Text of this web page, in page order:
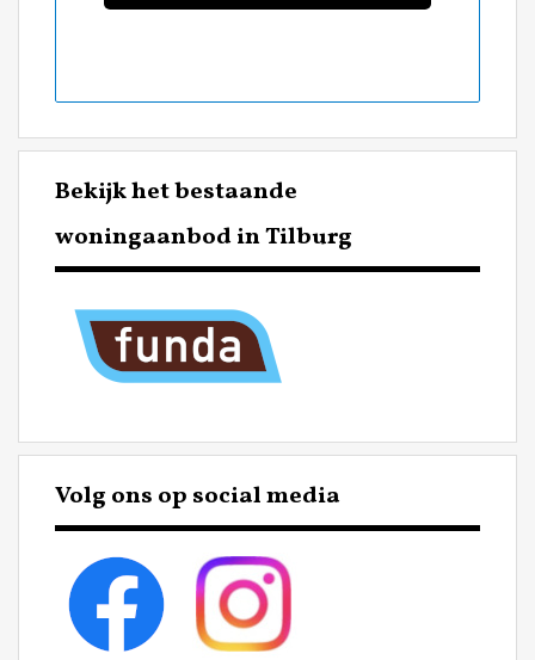
Bekijk het bestaande
woningaanbod in Tilburg
Volg ons op social media